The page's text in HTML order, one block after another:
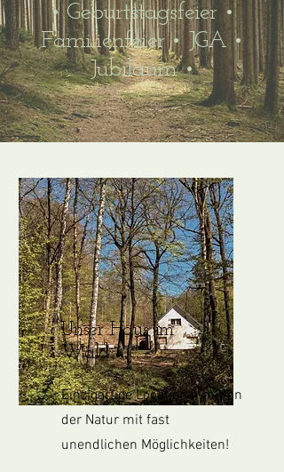
•Geburtstagsfeier •
Familienfeier • JGA •
Jubiläum •
Unser Haus im
Wald
Einzigartige Location inmitten
der Natur mit fast
unendlichen Möglichkeiten!